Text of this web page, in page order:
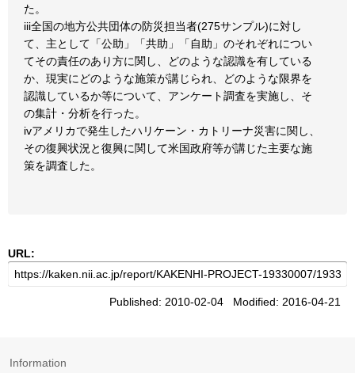
た。
iii全国の地方公共団体の防災担当者(275サンプル)に対し
て、主として「公助」「共助」「自助」のそれぞれについ
てその責任のあり方に関し、どのような認識を有している
か、現実にどのような施策が講じられ、どのような限界を
認識しているか等について、アンケート調査を実施し、そ
の集計・分析を行った。
ivアメリカで発生したハリケーン・カトリーナ災害に関し、
その復興状況と復興に関して米国政府等が講じた主要な施
策を調査した。
URL:
Published: 2010-02-04 Modified: 2016-04-21
Information